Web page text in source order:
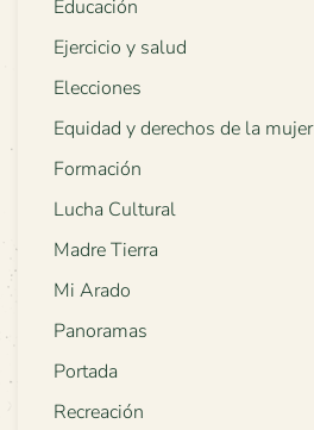
Educación
Ejercicio y salud
Elecciones
Equidad y derechos de la mujer
Formación
Lucha Cultural
Madre Tierra
Mi Arado
Panoramas
Portada
Recreación